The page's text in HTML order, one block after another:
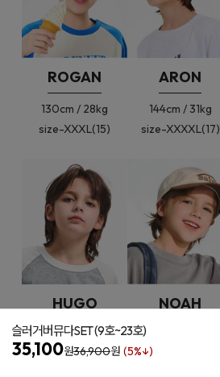
슬러거버뮤다SET(9호~23호)
35,100원36,900원 (5%↓)
ROGAN
130cm / 28kg
size-XXXL(15)
ARON
144cm / 31kg
size-XXXXL(17)
HUGO
133cm / 28kg
size-XXXL(15)
NOAH